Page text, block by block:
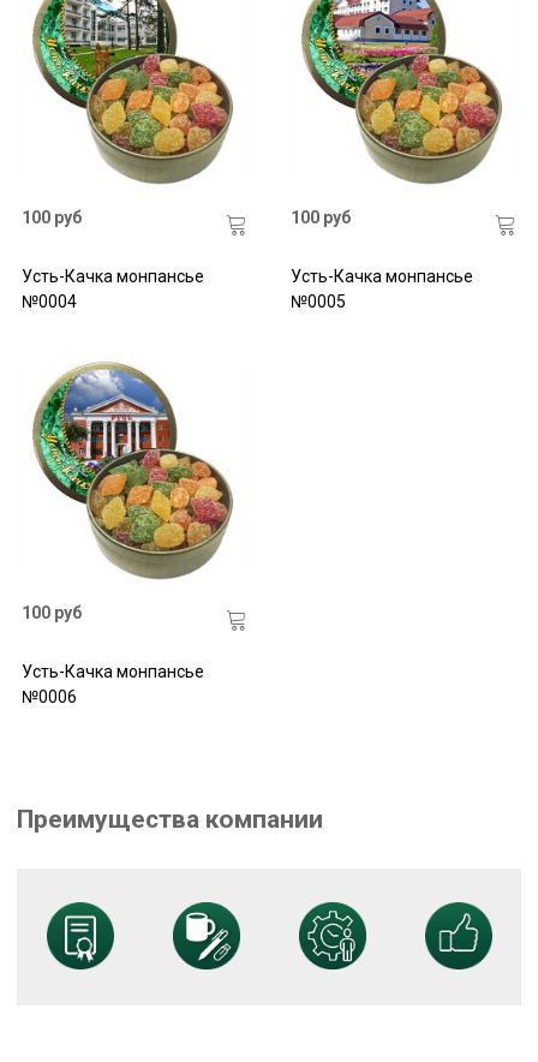
100 руб
Усть-Качка монпансье
№0004
100 руб
Усть-Качка монпансье
№0005
100 руб
Усть-Качка монпансье
№0006
Преимущества компании